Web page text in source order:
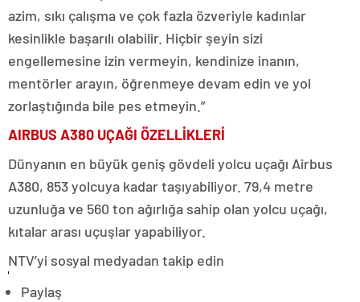
azim, sıkı çalışma ve çok fazla özveriyle kadınlar
kesinlikle başarılı olabilir. Hiçbir şeyin sizi
engellemesine izin vermeyin, kendinize inanın,
mentörler arayın, öğrenmeye devam edin ve yol
zorlaştığında bile pes etmeyin.”
AIRBUS A380 UÇAĞI ÖZELLİKLERİ
Dünyanın en büyük geniş gövdeli yolcu uçağı Airbus
A380, 853 yolcuya kadar taşıyabiliyor. 79,4 metre
uzunluğa ve 560 ton ağırlığa sahip olan yolcu uçağı,
kıtalar arası uçuşlar yapabiliyor.
NTV’yi sosyal medyadan takip edin
Paylaş